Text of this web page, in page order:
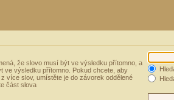
že slovo musí být ve výsledku přítomno, a
ve výsledku přítomno. Pokud chcete, aby
více slov, umístěte je do závorek oddělené
část slova